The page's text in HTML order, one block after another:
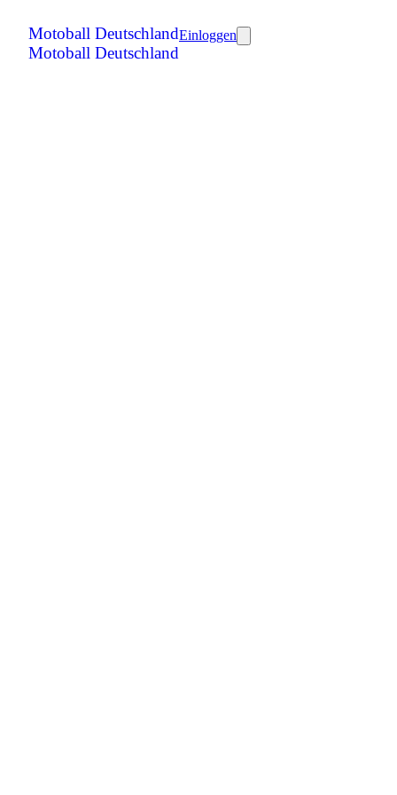
Motoball Deutschland
Motoball Deutschland
Einloggen